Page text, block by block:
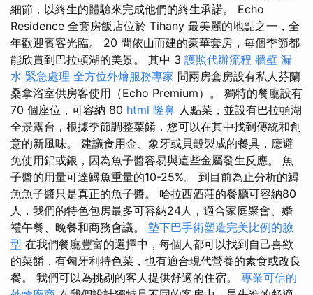
細節，以終生的體驗來完成他們的終生承諾。 Echo
Residence 全套房飯店位於 Tihany 最美麗的地點之一，全
年歡迎賓客光臨。 20 間依山而建的豪華套房，每個季節都
能欣賞到巴拉頓湖的美景。 其中 3 護照代辦流程 牆壁 漏
水 緊急處理 全方位外燴服務專家 間兩房套房設有私人芬蘭
桑拿浴室供房客使用（Echo Premium）。 獨特的餐廳設有
70 個座位，可容納 80 html 隆鼻 人點菜，並設有巴拉頓湖
全景露台，根據季節調整菜餚，您可以在其中找到傳統和創
意的新風味。 建議食用金、象牙或貝殼製成的餐具，應避
免使用鋁或銀，因為魚子醬容易與這些金屬發生反應。 魚
子醬的用量可達鱘魚重量的10-25%。 到目前為止分析的鱘
魚魚子醬只是真正的魚子醬。 哈拉西酒莊的餐廳可容納80
人，我們的特色包房最多可容納24人，適合家庭聚會、婚
禮午餐、晚餐和商務會議。 墊下巴手術塑造完美比例的臉
型 在我們餐廳豐富的選擇中，每個人都可以找到自己喜歡
的菜餚，有匈牙利特色菜，也有適合現代營養的素食或改良
餐。 我們可以為挑剔的客人提供舒適的住宿。 專業可信的